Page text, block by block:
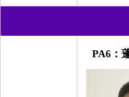
PA6：
无锡泰极纸业
济宁如意高新纤维
江西梦娜科维材